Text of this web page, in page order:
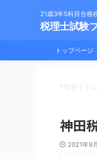
21歳3年5科目合格
税理士試験
トップページ
*当サイト
神田
2021年9